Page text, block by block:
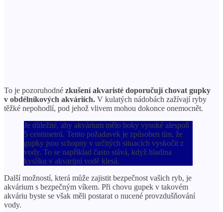
To je pozoruhodné zkušení akvaristé doporučují chovat gupky
v obdélníkových akváriích. V kulatých nádobách zažívají ryby
těžké nepohodlí, pod jehož vlivem mohou dokonce onemocnět.
Je důležité, aby akvárium mělo boky vysoké alespoň
5 centimetrů. Tento požadavek je způsoben tím, že
gupky jsou schopny v určitých situacích vyskočit z
vody. To se například často stává, když hladina
kyslíku v akvarijní vodě klesá.
Další možností, která může zajistit bezpečnost vašich ryb, je
akvárium s bezpečným víkem. Při chovu gupek v takovém
akváriu byste se však měli postarat o nucené provzdušňování
vody.